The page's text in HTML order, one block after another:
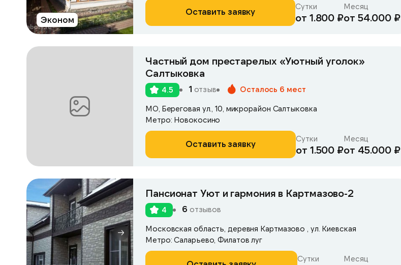
Эконом
Оставить заявку Сутки
от 1.800 ₽
Месяц
от 54.000 ₽
Частный дом престарелых «Уютный уголок»
Салтыковка
4.5 1 отзыв Осталось 6 мест
МО, Береговая ул., 10, микрорайон Салтыковка
Метро: Новокосино
Оставить заявку Сутки
от 1.500 ₽
Месяц
от 45.000 ₽
Пансионат Уют и гармония в Картмазово-2
4 6 отзывов
Московская область, деревня Картмазово , ул. Киевская
Метро: Саларьево, Филатов луг
Сутки Месяц